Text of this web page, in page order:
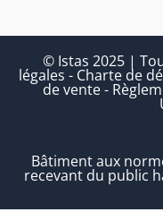
© Istas 2025 |
légales - Charte de
de vente-
Bâtiment aux
recevant du public